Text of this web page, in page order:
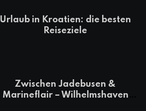
Urlaub in Kroatien: die besten
Reiseziele
Zwischen Jadebusen &
Marineflair – Wilhelmshaven